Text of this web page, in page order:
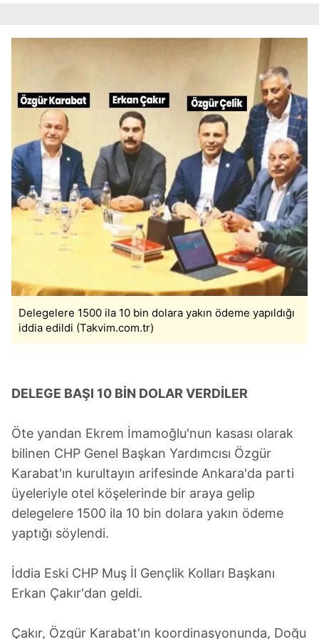
kullanılmaktadır. Diğer çerezler, sitemizin daha işlevsel
reklam/pazarlama faaliyetlerinin yapılması, amaçlarıyla
sınırlı olarak açık rızanız dahilinde kullanılacaktır.
Çerezlere ilişkin tercihlerinizi aşağıda yer alan panel
vasıtasıyla belirleyebilirsiniz. Çerezlere ilişkin detaylı bilgi
için Ayarlar butonuna tıklayabilir,
Çerez Bilgilendirme
Metnimizi
ziyaret edebilirsiniz.
6698 sayılı Kişisel Verilerin Korunması Kanunu uyarınca
hazırlanmış Aydınlatma Metnimizi okumak ve sitemizde
ilgili mevzuata uygun olarak kullanılan çerezlerle ilgili bilgi
tıklayınız.
Delegelere 1500 ila 10 bin dolara yakın ödeme yapıldığı
iddia edildi (Takvim.com.tr)
DELEGE BAŞI 10 BİN DOLAR VERDİLER
Öte yandan Ekrem İmamoğlu'nun kasası olarak
bilinen CHP Genel Başkan Yardımcısı Özgür
Karabat'ın kurultayın arifesinde Ankara'da parti
üyeleriyle otel köşelerinde bir araya gelip
delegelere 1500 ila 10 bin dolara yakın ödeme
yaptığı söylendi.
İddia Eski CHP Muş İl Gençlik Kolları Başkanı
Erkan Çakır'dan geldi.
Çakır, Özgür Karabat'ın koordinasyonunda, Doğu